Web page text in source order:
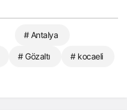
# Antalya
# Gözaltı # kocaeli